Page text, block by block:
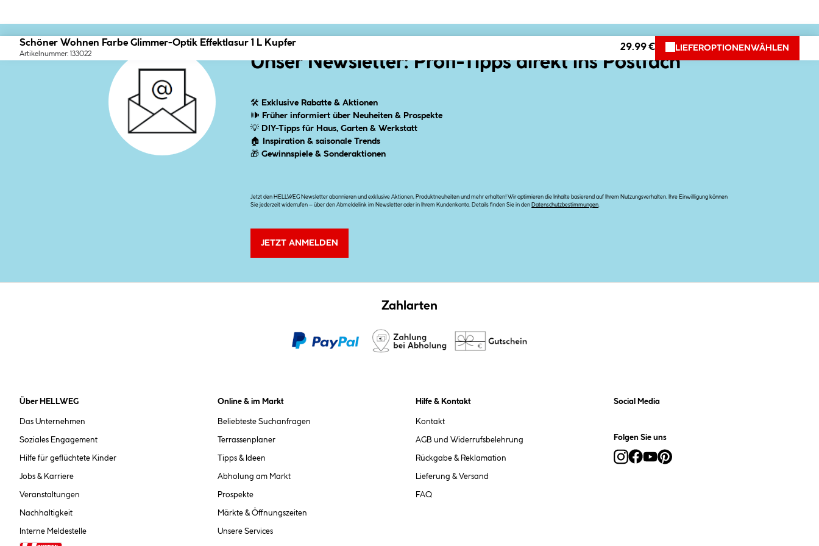
Schöner Wohnen Farbe Glimmer-Optik Effektlasur 1 L Kupfer
Artikelnummer: 133022
29.99 € LIEFEROPTIONEN WÄHLEN
Unser Newsletter: Profi-Tipps direkt ins Postfach
🛠 Exklusive Rabatte & Aktionen
🕪 Früher informiert über Neuheiten & Prospekte
💡 DIY-Tipps für Haus, Garten & Werkstatt
🏠
Inspiration & saisonale Trends
🎁Gewinnspiele & Sonderaktionen
Jetzt den HELLWEG Newsletter abonnieren und exklusive Aktionen, Produktneuheiten und mehr erhalten! Wir optimieren die Inhalte basierend auf Ihrem Nutzungsverhalten. Ihre Einwilligung können
Sie jederzeit widerrufen – über den Abmeldelink im Newsletter oder in Ihrem Kundenkonto. Details finden Sie in den
Datenschutzbestimmungen
JETZT ANMELDEN
Zahlarten
Über HELLWEG
Das Unternehmen
Soziales Engagement
Hilfe für geflüchtete Kinder
Jobs & Karriere
Veranstaltungen
Nachhaltigkeit
Interne Meldestelle
Online & im Markt
Beliebteste Suchanfragen
Terrassenplaner
Tipps & Ideen
Abholung am Markt
Prospekte
Märkte & Öffnungszeiten
Unsere Services
Hilfe & Kontakt
Kontakt
AGB und Widerrufsbelehrung
Rückgabe & Reklamation
Lieferung & Versand
FAQ
Social Media
Folgen Sie uns